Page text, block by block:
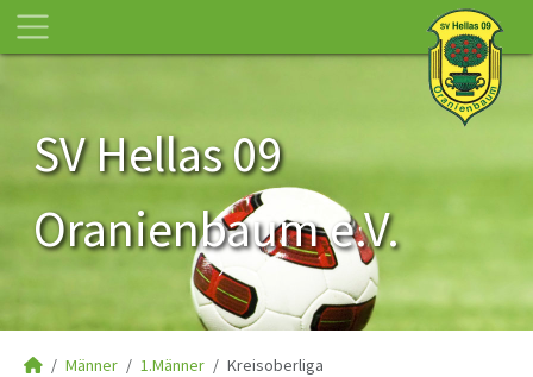
SV Hellas 09
Oranienbaum e.V.
Männer 1.Männer Kreisoberliga